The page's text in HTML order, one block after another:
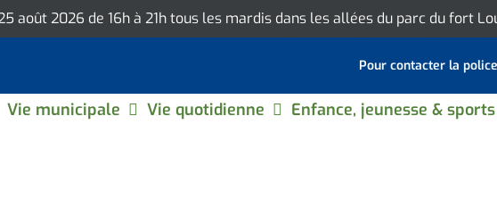
août 2026 de 16h à 21h tous les mardis dans les allées du parc du fort
Pour contacter la
Vie municipale Vie quotidienne Enfance, jeunesse & sports